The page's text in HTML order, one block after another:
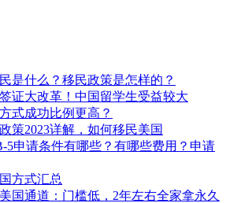
是什么？移民政策是怎样的？
证大改革！中国留学生受益较大
式成功比例更高？
策2023详解，如何移民美国
5申请条件有哪些？有哪些费用？申请
方式汇总
国通道：门槛低，2年左右全家拿永久